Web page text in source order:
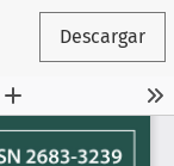
Descargar